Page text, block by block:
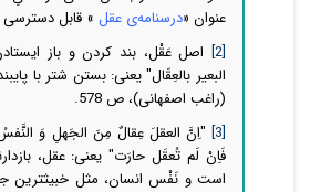
عنوان «درسنامه‌ی عقل » قابل
[2] اصل عَقْل‏، بند كردن و باز
البعیر بالعِقَال" یعنی: بستن شتر با
(راغب اصفهانی)، ص 578.
[3] "اِنَّ العقلَ عِقالٌ مِنَ الجَهلِ وَ
فَاِنْ لَم تُعقَل حارَت" یعنی: عقل،
است و نَفْس انسان، مثل خبیث‏ترین